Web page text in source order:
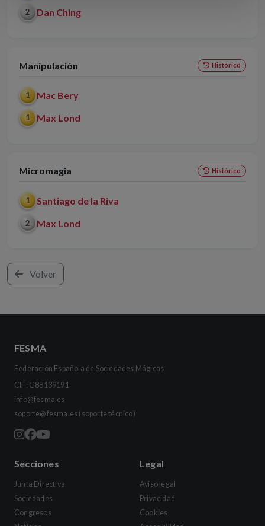
2 Dan Ching
Manipulación Histórico
1 Mac Bery
1 Max Lond
Micromagia Histórico
1 Santiago de la Riva
2 Max Lond
Volver
FESMA
Federación Española de Sociedades Mágicas
CIF: G88139191
info@fesma.es
soporte@fesma.es (soporte técnico)
Secciones
Junta Directiva
Sociedades
Congresos
Legal
Aviso legal
Privacidad
Cookies